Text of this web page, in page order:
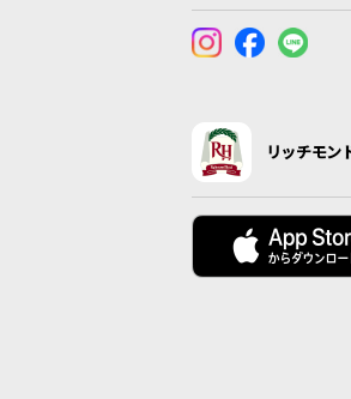
リッチモン